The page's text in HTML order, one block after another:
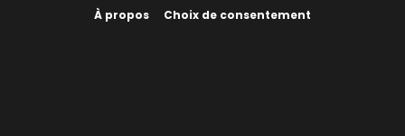
À propos Choix de consentement